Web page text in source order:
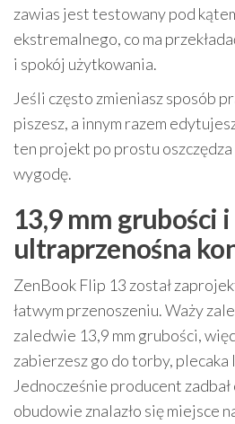
zawias jest testowany pod
ekstremalnego, co ma
i spokój użytkowania.
Jeśli często zmieniasz sposób
piszesz, a innym razem
ten projekt po prostu oszczędza
wygodę.
13,9 mm grubości
ultraprzenośna
ZenBook Flip 13 został
łatwym przenoszeniu. Waży
zaledwie 13,9 mm grubości,
zabierzesz go do torby, plecaka
Jednocześnie producent zadbał
obudowie znalazło się miejsce